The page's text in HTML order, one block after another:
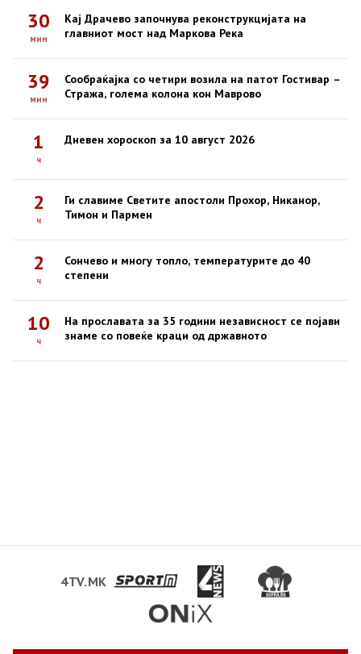
30
мин
Кај Драчево започнува реконструкцијата на
главниот мост над Маркова Река
39
мин
Сообраќајка со четири возила на патот Гостивар –
Стража, голема колона кон Маврово
1
ч
Дневен хороскоп за 10 август 2026
2
ч
Ги славиме Светите апостоли Прохор, Никанор,
Тимон и Пармен
2
ч
Сончево и многу топло, температурите до 40
степени
10
ч
На прославата за 35 години независност се појави
знаме со повеќе краци од државното
4TV.MK